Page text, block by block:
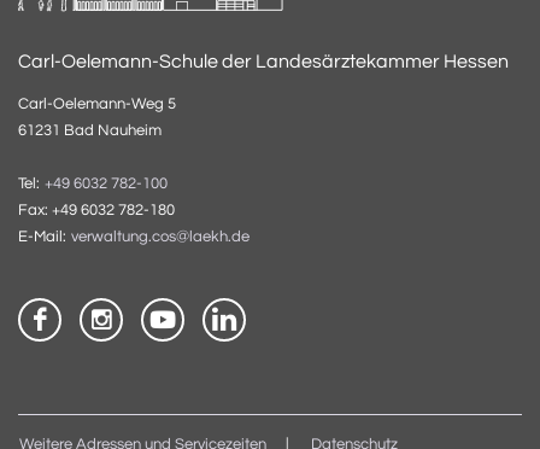
Carl-Oelemann-Schule der Landesärztekammer Hessen
Carl-Oelemann-Weg 5
61231 Bad Nauheim
Tel: +49 6032 782-100
Fax: +49 6032 782-180
E-Mail: verwaltung.cos@laekh.de
Weitere Adressen und Servicezeiten Datenschutz